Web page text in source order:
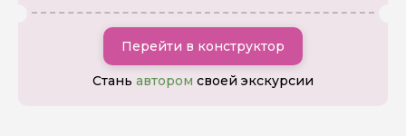
Перейти в конструктор
Стань автором своей экскурсии
задать